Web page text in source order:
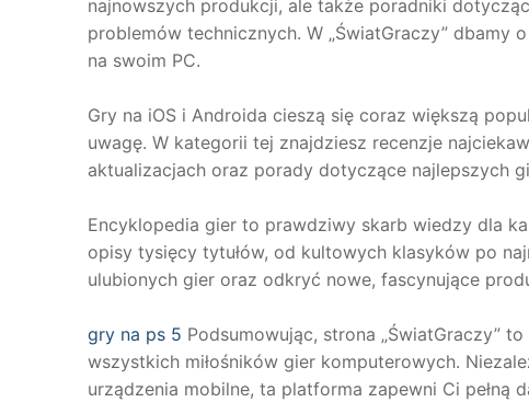
najnowszych produkcji, ale także poradniki
problemów technicznych. W „ŚwiatGraczy” dbamy
na swoim PC.
Gry na iOS i Androida cieszą się coraz większą
uwagę. W kategorii tej znajdziesz recenzje
aktualizacjach oraz porady dotyczące najlepszych
Encyklopedia gier to prawdziwy skarb wiedzy dla
opisy tysięcy tytułów, od kultowych klasyków po
ulubionych gier oraz odkryć nowe, fascynujące
gry na ps 5 Podsumowując, strona „ŚwiatGraczy”
wszystkich miłośników gier komputerowych.
urządzenia mobilne, ta platforma zapewni Ci